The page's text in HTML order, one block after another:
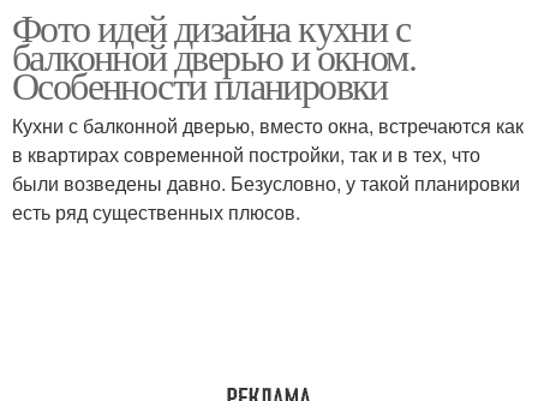
Кухня с дверью Кухни с дверью
Фото идей дизайна кухни с
балконной дверью и окном.
Особенности планировки
Кухни с балконной дверью, вместо окна, встречаются как
в квартирах современной постройки, так и в тех, что
были возведены давно. Безусловно, у такой планировки
есть ряд существенных плюсов.